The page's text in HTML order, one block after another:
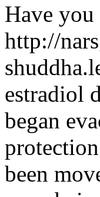
Have
http://
estradiol
began
been